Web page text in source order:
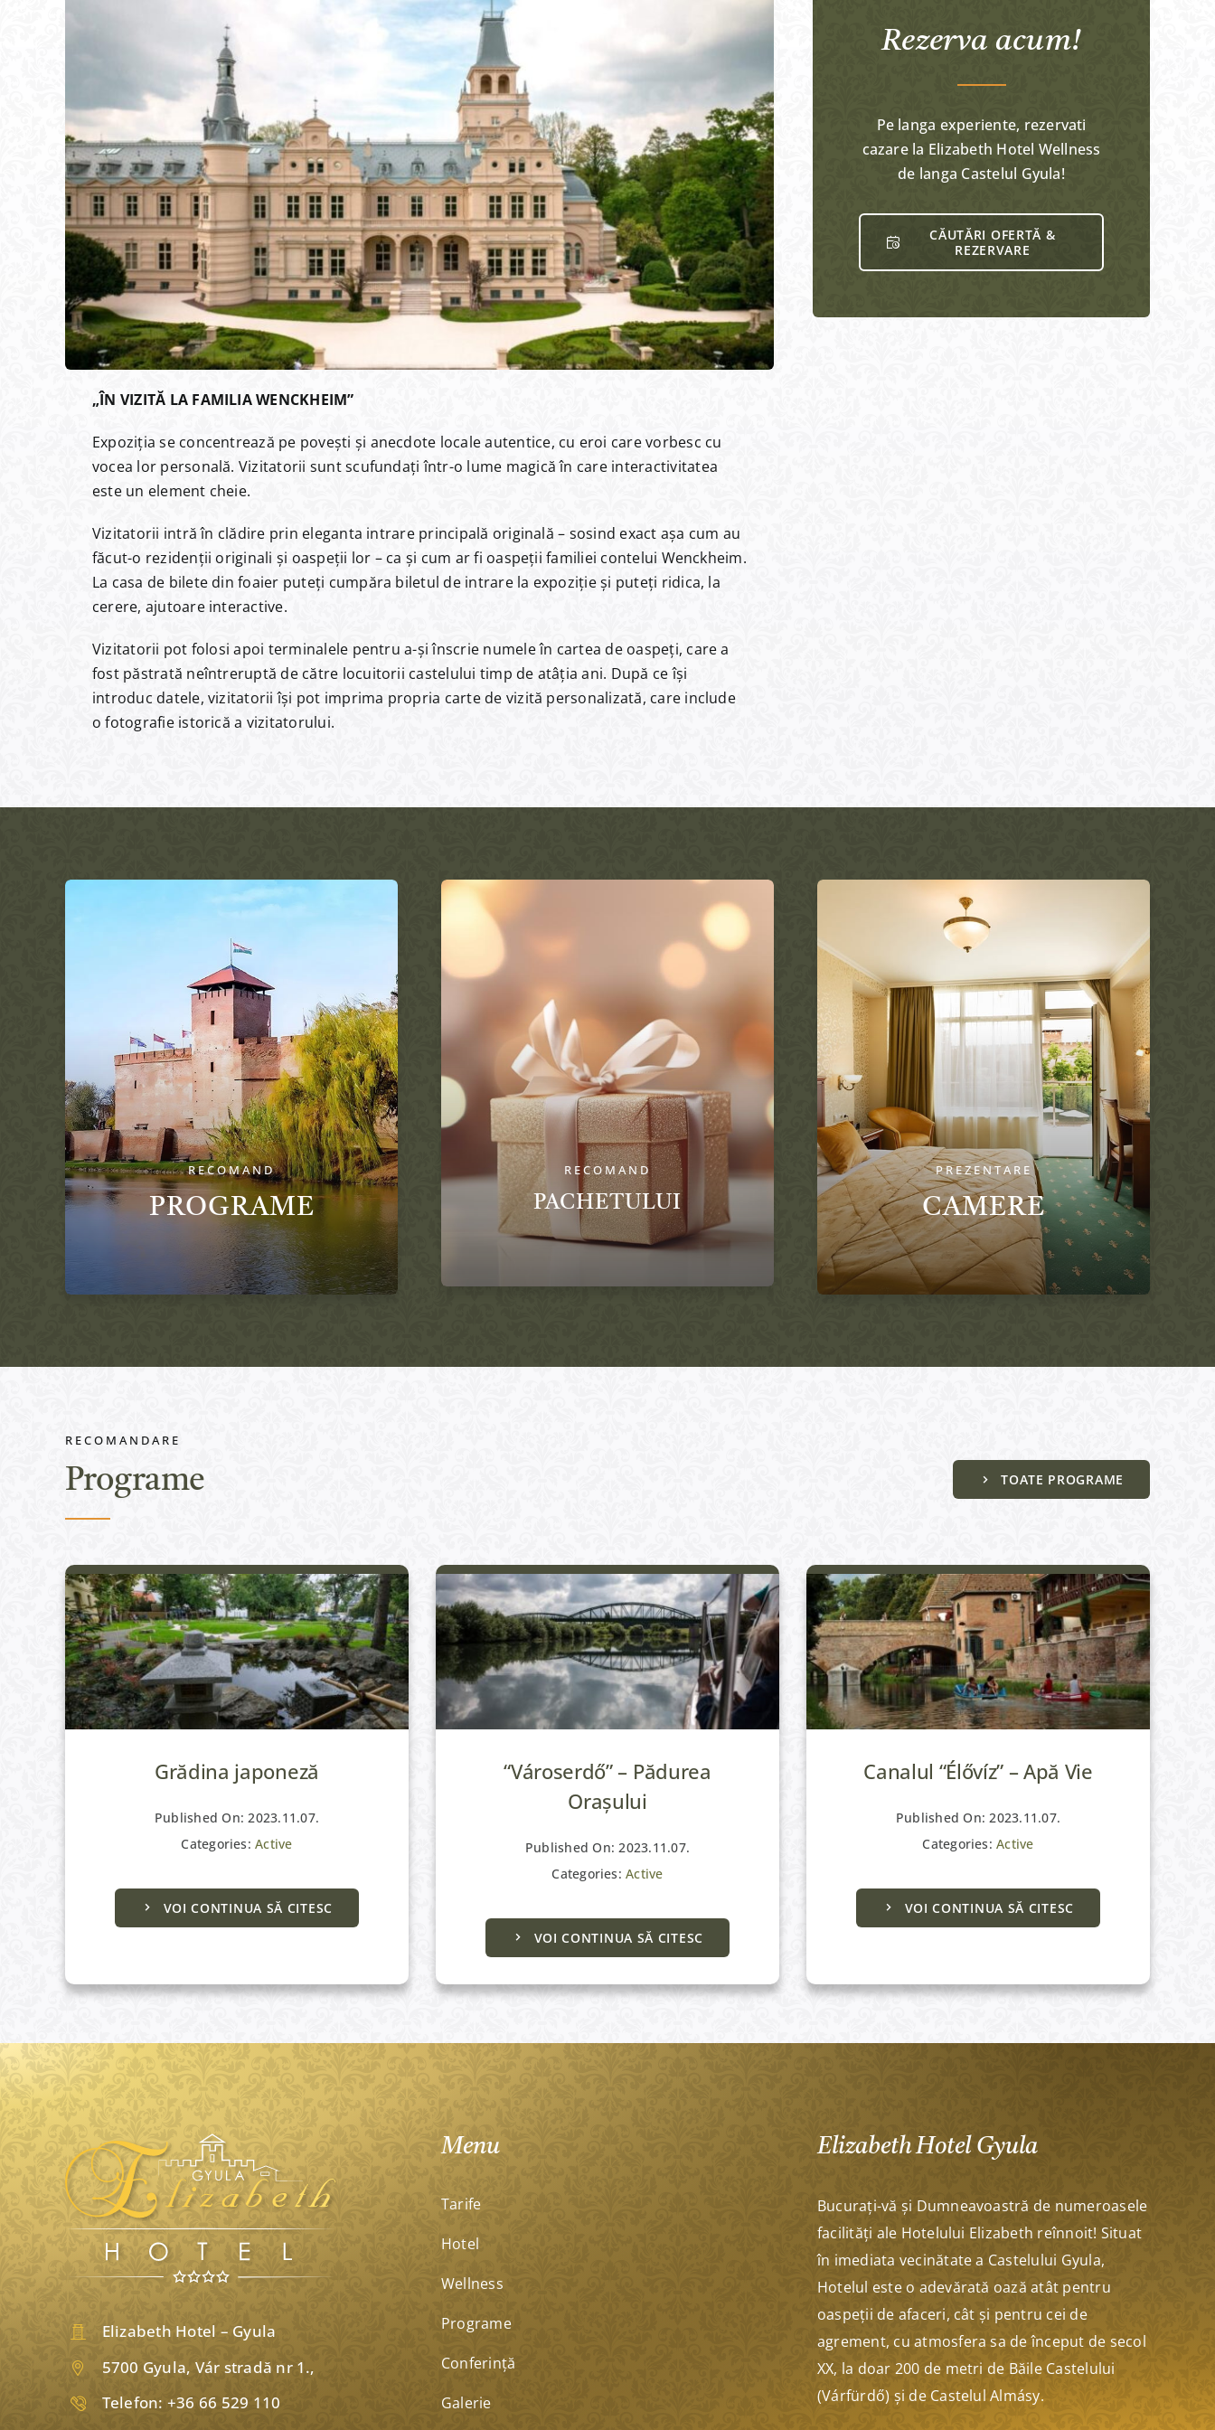
„ÎN VIZITĂ LA FAMILIA WENCKHEIM”
Expoziția se concentrează pe povești și anecdote locale autentice, cu eroi care vorbesc cu
vocea lor personală. Vizitatorii sunt scufundați într-o lume magică în care interactivitatea
este un element cheie.
Vizitatorii intră în clădire prin eleganta intrare principală originală – sosind exact așa cum au
făcut-o rezidenții originali și oaspeții lor – ca și cum ar fi oaspeții familiei contelui Wenckheim.
La casa de bilete din foaier puteți cumpăra biletul de intrare la expoziție și puteți ridica, la
cerere, ajutoare interactive.
Vizitatorii pot folosi apoi terminalele pentru a-și înscrie numele în cartea de oaspeți, care a
fost păstrată neîntreruptă de către locuitorii castelului timp de atâția ani. După ce își
introduc datele, vizitatorii își pot imprima propria carte de vizită personalizată, care include
o fotografie istorică a vizitatorului.
Rezerva acum!
Pe langa experiente, rezervati
cazare la Elizabeth Hotel Wellness
de langa Castelul Gyula!
CĂUTĂRI OFERTĂ &
REZERVARE
RECOMAND
PROGRAME
RECOMAND
PACHETULUI
PREZENTARE
CAMERE
RECOMANDARE
Programe TOATE PROGRAME
Grădina japoneză
Published On: 2023.11.07.
Categories:Active
VOI CONTINUA SĂ CITESC
“Városerdő” – Pădurea
Orașului
Published On: 2023.11.07.
Categories:Active
VOI CONTINUA SĂ CITESC
Canalul “Élővíz” – Apă Vie
Published On: 2023.11.07.
Categories:Active
VOI CONTINUA SĂ CITESC
Elizabeth Hotel – Gyula
5700 Gyula, Vár stradă nr 1.,
Telefon: +36 66 529 110
Menu
Tarife
Hotel
Wellness
Programe
Conferinţă
Galerie
Elizabeth Hotel Gyula
Bucurați-vă și Dumneavoastră de numeroasele
facilități ale Hotelului Elizabeth reînnoit! Situat
în imediata vecinătate a Castelului Gyula,
Hotelul este o adevărată oază atât pentru
oaspeții de afaceri, cât și pentru cei de
agrement, cu atmosfera sa de început de secol
XX, la doar 200 de metri de Băile Castelului
(Várfürdő) și de Castelul Almásy.